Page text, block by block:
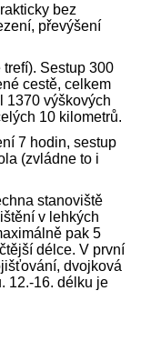
bez
převýšení
Sestup 300
cestě, celkem
1370 výškových
10 kilometrů.
7 hodin, sestup
(zvládne to i
stanoviště
v lehkých
pak 5
délce. V první
dvojková
12.-16. délku je